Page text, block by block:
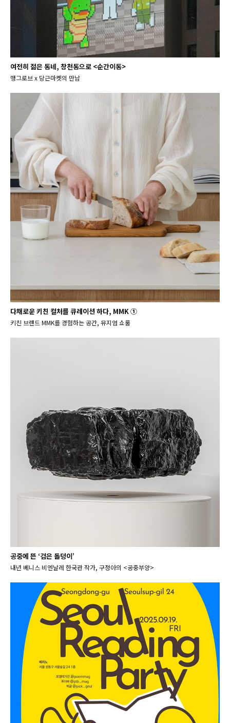
여전히 젊은 동네, 창천동으로 <순간이동>
맹그로브 x 당근마켓의 만남
다채로운 키친 컬처를 큐레이션 하다, MMK ①
키친 브랜드 MMK를 경험하는 공간, 뮤지엄 쇼룸
공중에 뜬 ‘검은 돌덩이’
내년 베니스 비엔날레 한국관 작가, 구정아의 <공중부양>